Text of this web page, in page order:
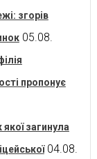
згорів
05.08.
пропонує
загинула
04.08.